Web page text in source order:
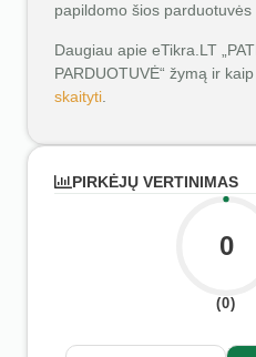
papildomo šios parduotuvės
Daugiau apie eTikra.LT
PARDUOTUVĖ“ žymą ir
skaityti
PIRKĖJŲ VERTINIMAS
0
(0)